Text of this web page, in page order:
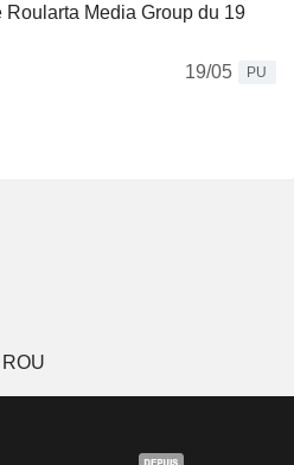
Media Group du 19
19/05
PU